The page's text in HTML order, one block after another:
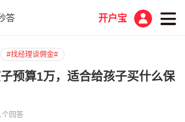
答 开户宝
#找经理谈佣金#
预算1万，适合给孩子买什么保
个回答